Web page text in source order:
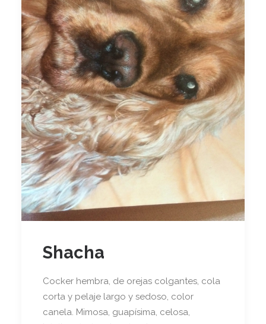
Shacha
Cocker hembra, de orejas colgantes, cola
corta y pelaje largo y sedoso, color
canela. Mimosa, guapísima, celosa,